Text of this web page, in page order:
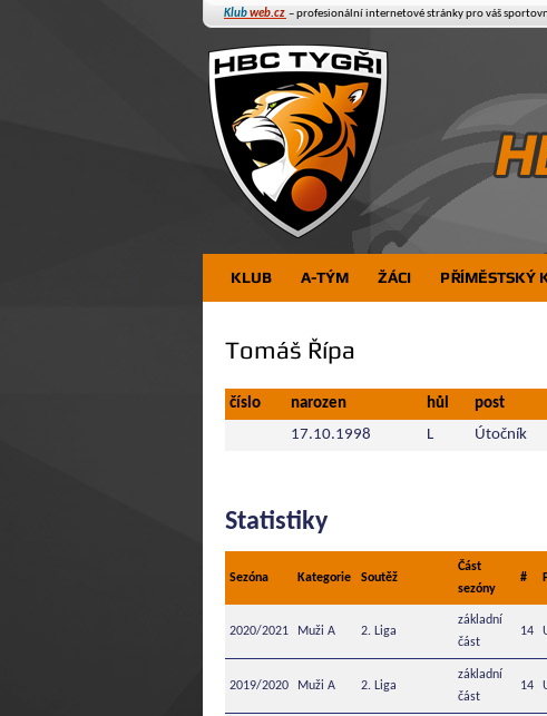
Klubweb.cz – profesionální internetové stránky pro váš
KLUB A-TÝM ŽÁCI PŘÍMĚSTSKÝ
Tomáš Řípa
číslo narozen hůl post
17.10.1998
L Útočník
Statistiky
Sezóna Kategorie Soutěž
Část
sezóny
#
2020/2021 Muži A 2. Liga
základní
část
14
2019/2020 Muži A 2. Liga
základní
část
14